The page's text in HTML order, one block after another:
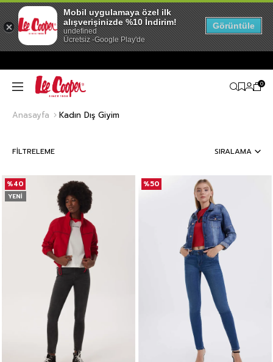
0
Anasayfa Kadın Dış Giyim
FILTRELEME SIRALAMA
%40
YENI
%50
Mobil uygulamaya özel ilk
alışverişinizde %10 İndirim!
undefined
Ücretsiz -Google Play'de
Görüntüle